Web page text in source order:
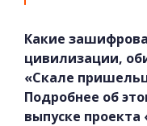
Какие
цивилизации,
«Скале
Подробнее об
выпуске проекта